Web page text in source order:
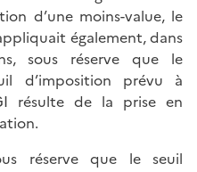
d’une moins-value, le
également, dans
sous réserve que le
d’imposition prévu à
résulte de la prise en
réserve que le seuil